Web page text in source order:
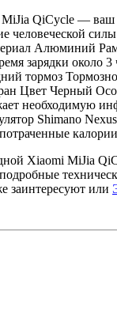
QiCycle —
человеческой
Алюминий
зарядки
тормоз
Цвет Черный
необходимую
Shimano
Xiaomi MiJia
заинтересуют или